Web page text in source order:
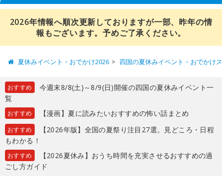
2026年情報へ順次更新しておりますが一部、昨年の情
報もございます。予めご了承ください。
夏休みイベント・おでかけ2026 四国の夏休みイベント・おでかけ
おすすめ
今週末8/8(土)～8/9(日)開催の四国の夏休みイベント一
覧
おすすめ 【漫画】夏に読みたいおすすめの怖い話まとめ
おすすめ
【2026年版】全国の夏祭り注目27選。見どころ・日程
もわかる！
おすすめ
【2026夏休み】おうち時間を充実させるおすすめの過
ごし方ガイド